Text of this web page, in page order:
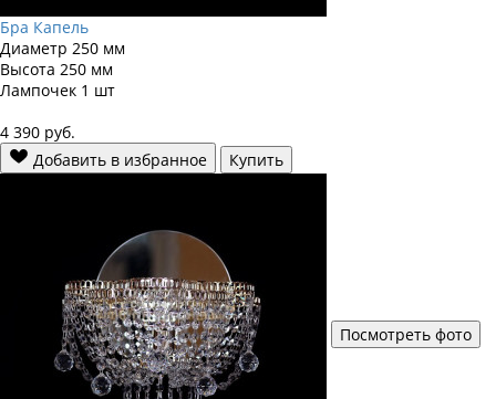
Бра Капель
Диаметр 250 мм
Высота 250 мм
Лампочек 1 шт
4 390 руб.
Добавить в избранное
Купить
Посмотреть фото